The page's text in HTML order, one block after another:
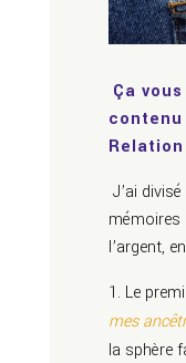
Ça
J’ai
mémoires
l’argent, en
Le
mes
la sphère